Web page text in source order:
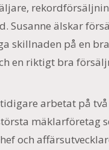
Susanne älskar
skillnaden på en bra
en riktigt bra
arbetat på
mäklarföretag
och